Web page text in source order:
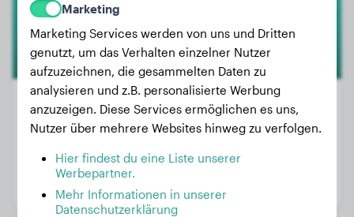
Alter:
Geschlecht:
Marketing
Marketing Services werden von uns und Dritten
genutzt, um das Verhalten einzelner Nutzer
aufzuzeichnen, die gesammelten Daten zu
analysieren und z.B. personalisierte Werbung
anzuzeigen. Diese Services ermöglichen es uns,
Nutzer über mehrere Websites hinweg zu verfolgen.
Hier findest du eine Liste unserer
Werbepartner.
Mehr Informationen in unserer
Datenschutzerklärung